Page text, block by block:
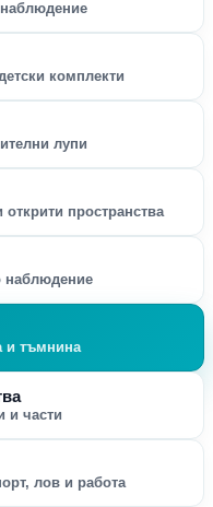
комплекти
лупи
пространства
наблюдение
и тъмнина
и части
лов и работа